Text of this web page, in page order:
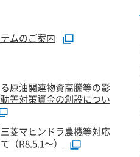
ムのご案内
原油関連物資高騰等の影
等対策資金の創設につい
菱マヒンドラ農機等対応
（R8.5.1～）